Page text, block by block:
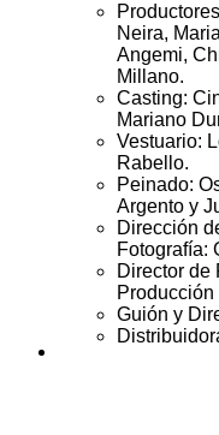
Neira,
Angemi,
Millano.
Casting:
Mariano
Vestuario:
Rabello.
Peinado:
Argento y
Dirección
Fotografía:
Director de
Guión y